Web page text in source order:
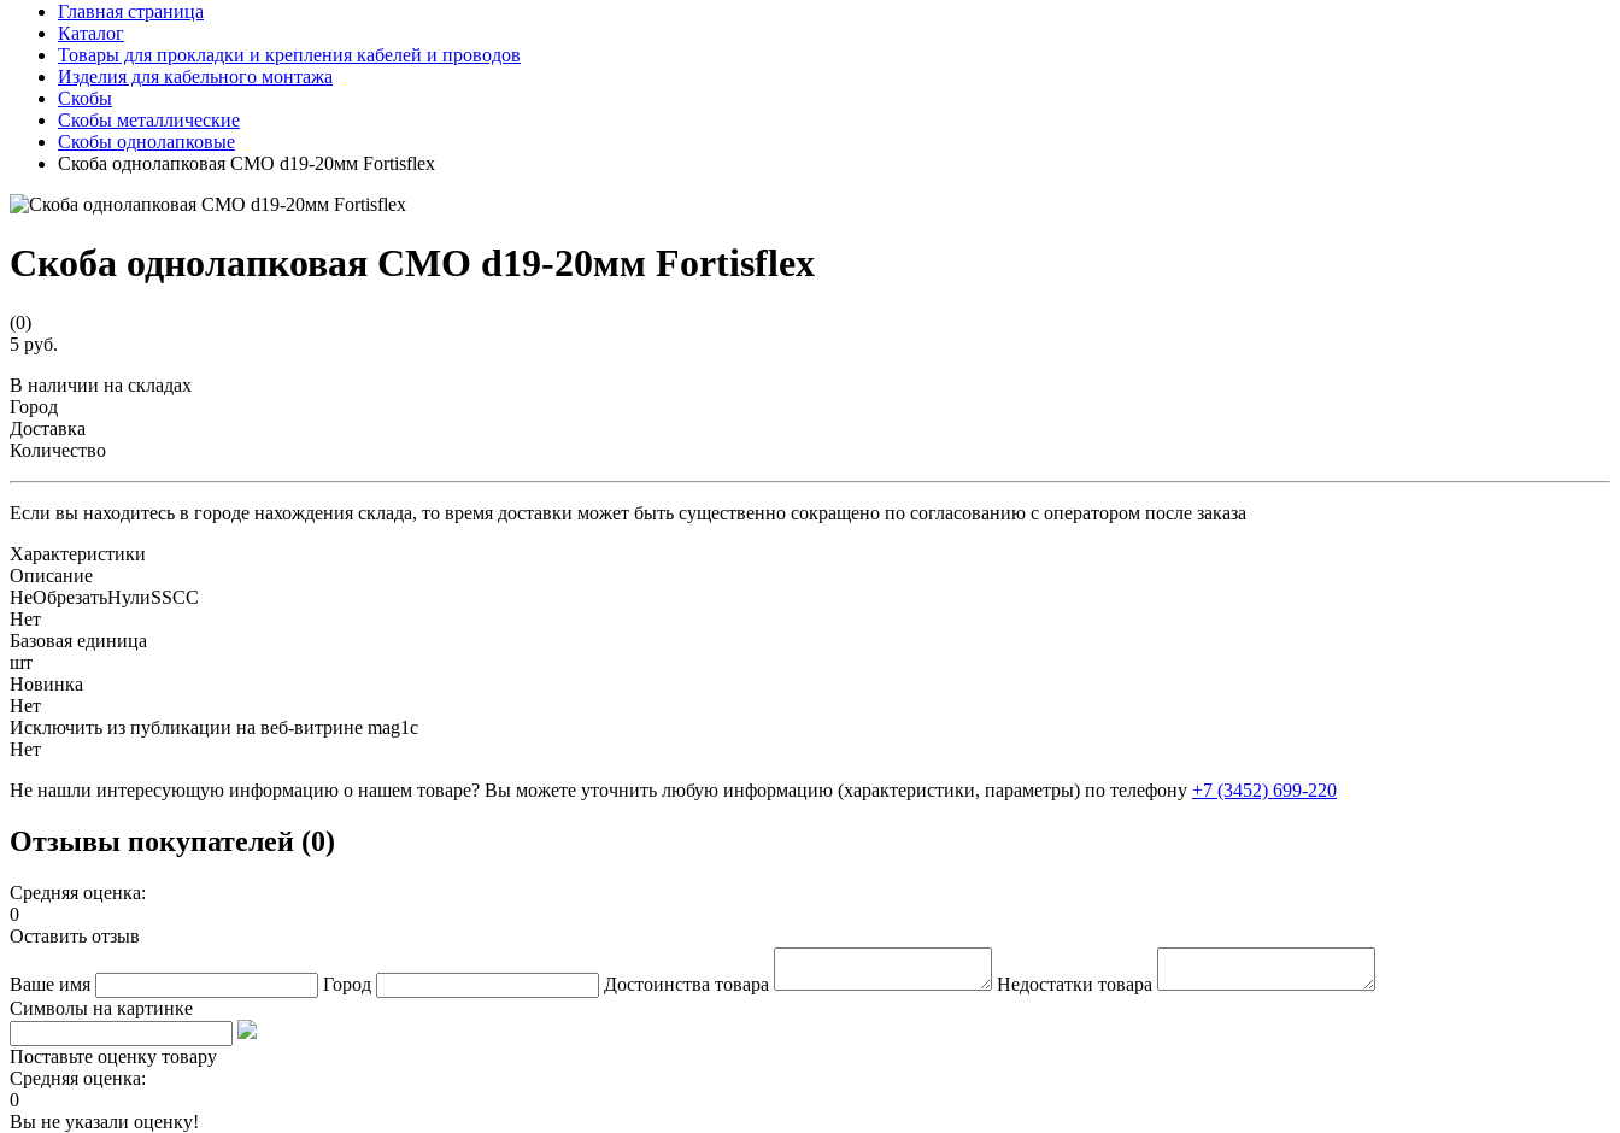
Главная страница
Каталог
Товары для прокладки и крепления кабелей и проводов
Изделия для кабельного монтажа
Скобы
Скобы металлические
Скобы однолапковые
Скоба однолапковая СМО d19-20мм Fortisflex
Скоба однолапковая СМО d19-20мм Fortisflex
(0)
5 руб.
В наличии на складах
Город
Доставка
Количество
Если вы находитесь в городе нахождения склада, то время доставки может быть существенно сокращено по согласованию с оператором после заказа
Характеристики
Описание
НеОбрезатьНулиSSCC
Нет
Базовая единица
шт
Новинка
Нет
Исключить из публикации на веб-витрине mag1c
Нет
Не нашли интересующую информацию о нашем товаре? Вы можете уточнить любую информацию (характеристики, параметры) по телефону +7 (3452) 699-220
Отзывы покупателей (0)
Средняя оценка:
0
Оставить отзыв
Ваше имя Город Достоинства товара
Недостатки товара
Символы на картинке
Поставьте оценку товару
Средняя оценка:
0
Вы не указали оценку!